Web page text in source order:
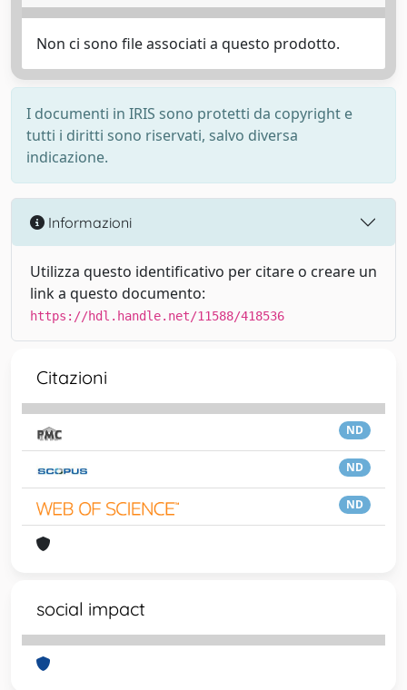
Non ci sono file associati a questo prodotto.
I documenti in IRIS sono protetti da copyright e
tutti i diritti sono riservati, salvo diversa
indicazione.
Informazioni
Utilizza questo identificativo per citare o creare un
link a questo documento:
https://hdl.handle.net/11588/418536
Citazioni
ND
ND
ND
social impact